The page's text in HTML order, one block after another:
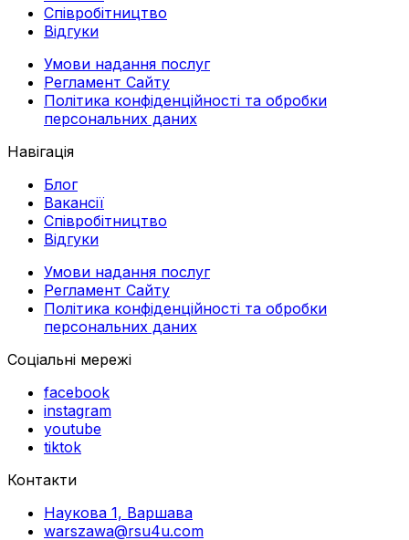
Співробітництво
Відгуки
Умови надання послуг
Регламент Сайту
Політика конфіденційності та обробки
персональних даних
Навігація
Блог
Вакансії
Співробітництво
Відгуки
Умови надання послуг
Регламент Сайту
Політика конфіденційності та обробки
персональних даних
Соціальні мережі
facebook
instagram
youtube
tiktok
Контакти
Наукова 1, Варшава
warszawa@rsu4u.com